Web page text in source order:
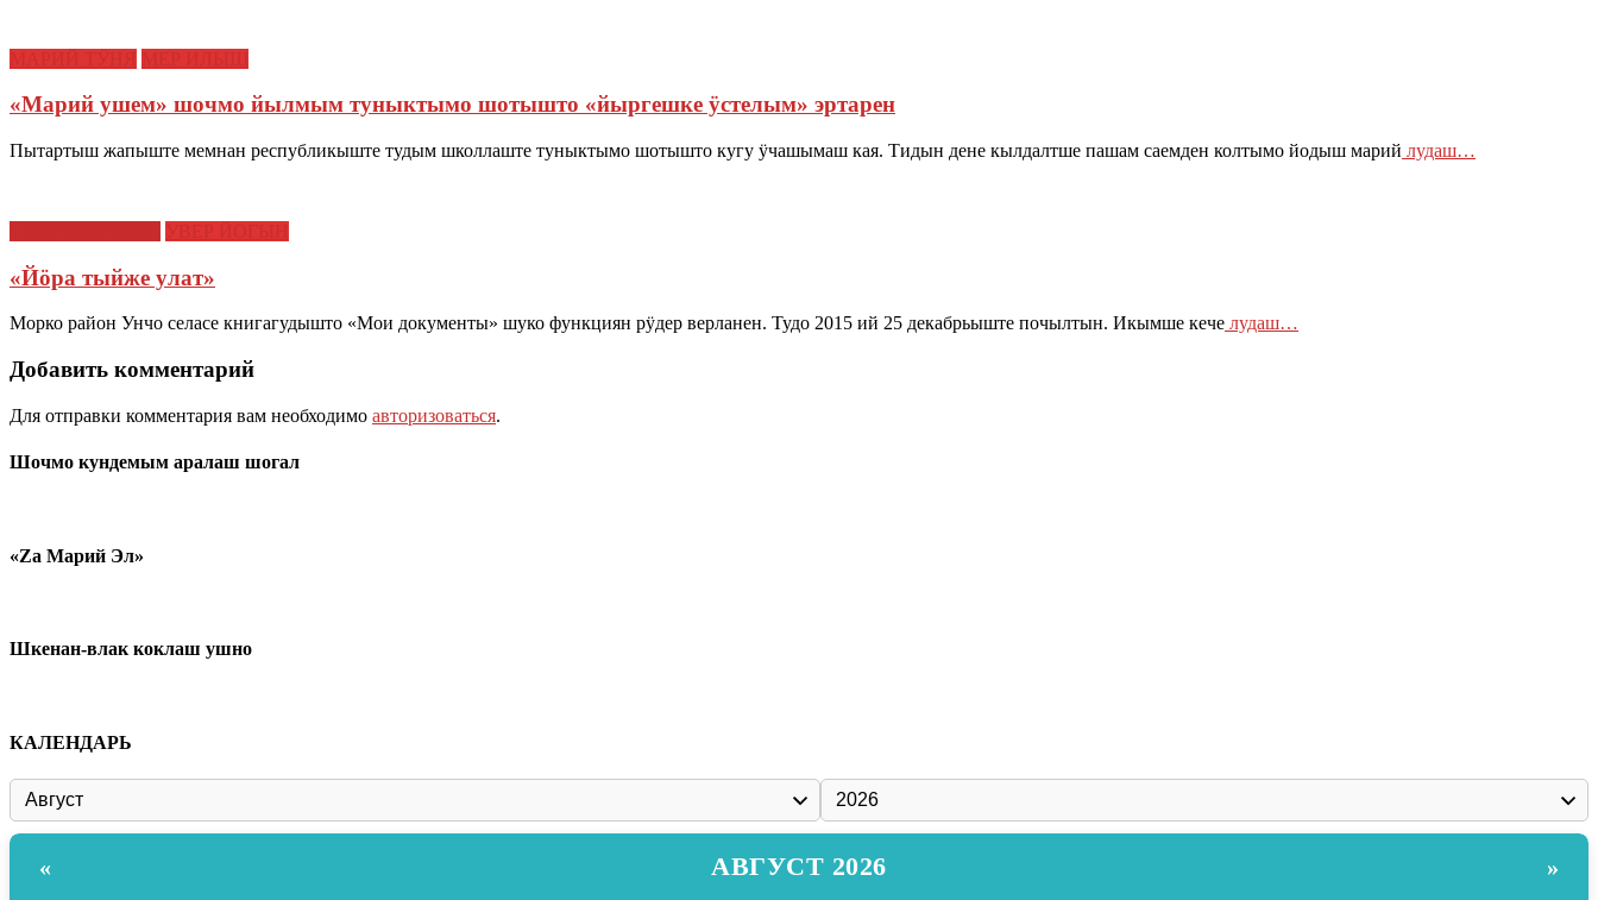
«Марий ушем» шочмо йылмым туныктымо шотышто «йыргешке ӱстелым» эртарен
Пытартыш жапыште мемнан республикыште тудым школлаште туныктымо шотышто кугу ӱчашымаш кая. Тидын дене кылдалтше пашам саемден колтымо йодыш марий лудаш…
«Йӧра тыйже улат»
Морко район Унчо селасе книгагудышто «Мои документы» шуко функциян рӱдер верланен. Тудо 2015 ий 25 декабрьыште почылтын. Икымше кече лудаш…
Добавить комментарий
Для отправки комментария вам необходимо авторизоваться.
Шочмо кундемым аралаш шогал
«Zа Марий Эл»
Шкенан-влак коклаш ушно
КАЛЕНДАРЬ
« АВГУСТ 2026 »